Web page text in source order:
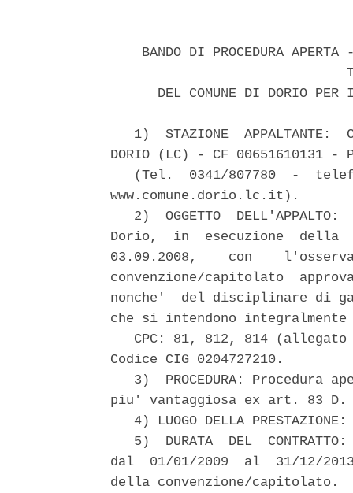
BANDO DI PROCEDURA APERTA
DEL COMUNE DI DORIO PER
1)  STAZIONE  APPALTANTE:
DORIO (LC) - CF 00651610131
(Tel.  0341/807780  -
www.comune.dorio.lc.it).
2)  OGGETTO  DELL'APPALTO:
Dorio,  in  esecuzione  della
03.09.2008,    con
convenzione/capitolato
nonche'  del disciplinare di
che si intendono
CPC: 81, 812, 814
Codice CIG 0204727210.
3)  PROCEDURA: Procedura
piu' vantaggiosa ex art. 83 D.
4) LUOGO DELLA PRESTAZIONE:
5)  DURATA  DEL
dal  01/01/2009  al  31/12/
della convenzione/capitolato.